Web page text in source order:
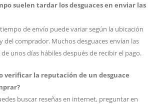
suelen tardar los desguaces en enviar las
tiempo de envío puede variar según la ubicación
del comprador. Muchos desguaces envían las
unos días hábiles después de recibir el pago.
verificar la reputación de un desguace
buscar reseñas en internet, preguntar en